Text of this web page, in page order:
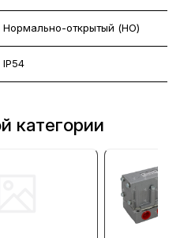
Нормально-открытый (НО)
IP54
категории